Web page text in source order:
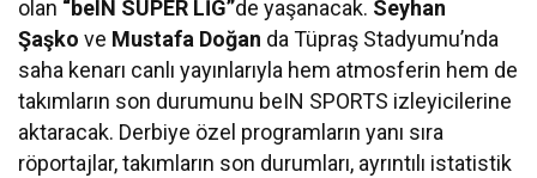
olan “beIN SÜPER LİG”de yaşanacak. Seyhan
Şaşko ve Mustafa Doğan da Tüpraş Stadyumu’nda
saha kenarı canlı yayınlarıyla hem atmosferin hem de
takımların son durumunu beIN SPORTS izleyicilerine
aktaracak. Derbiye özel programların yanı sıra
röportajlar, takımların son durumları, ayrıntılı istatistik